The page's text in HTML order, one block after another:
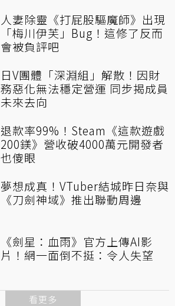
人妻除靈《打屁股驅魔師》出現
「梅川伊芙」Bug！這修了反而
會被負評吧
日V團體「深淵組」解散！因財
務惡化無法穩定營運 同步揭成員
未來去向
退款率99%！Steam《這款遊戲
200鎂》營收破4000萬元開發者
也傻眼
夢想成真！VTuber結城昨日奈與
《刀劍神域》推出聯動周邊
《劍星：血雨》官方上傳AI影
片！網一面倒不挺：令人失望
看更多